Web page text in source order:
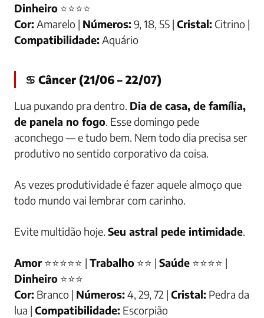
Dinheiro ⭐⭐⭐⭐
Cor:Amarelo | Números:9, 18, 55 | Cristal: Citrino |
Compatibilidade:Aquário
♋ Câncer (21/06 – 22/07)
Lua puxando pra dentro. Dia de casa, de família,
de panela no fogo. Esse domingo pede
aconchego — e tudo bem. Nem todo dia precisa ser
produtivo no sentido corporativo da coisa.
As vezes produtividade é fazer aquele almoço que
todo mundo vai lembrar com carinho.
Evite multidão hoje. Seu astral pede intimidade.
Amor⭐⭐⭐⭐⭐ | Trabalho ⭐⭐ | Saúde ⭐⭐⭐⭐ |
Dinheiro ⭐⭐⭐
Cor: Branco | Números:4, 29, 72 | Cristal: Pedra da
lua | Compatibilidade: Escorpião